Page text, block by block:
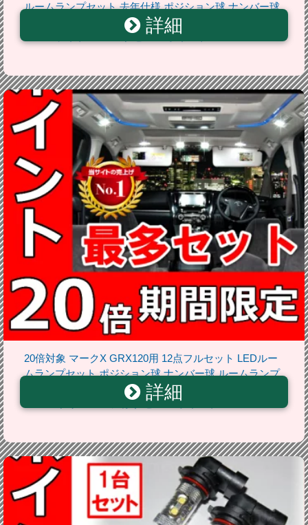
ルームランプセット 去年仕様 ポジション球 ナンバー球
ルームランプ 室内灯 ポジションランプ ナンバーランプ
ルームライト ルーム球 セール ポイント
詳細
20倍対象 マークX GRX120用 12点フルセット LEDルー
ムランプセット ポジション球 ナンバー球 ルームランプ
室内灯 ポジションランプ ナンバーランプ ルームライト
ルーム球 サンルーフ有り セール ポイント
詳細